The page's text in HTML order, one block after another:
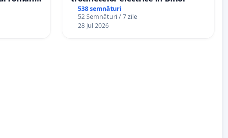
aflat în
de 12
538 semnături
52 Semnături / 7 zile
28 Jul 2026